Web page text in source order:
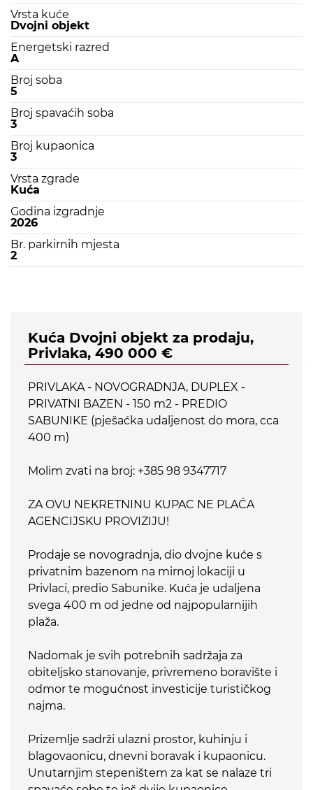
Vrsta kuće
Dvojni objekt
Energetski razred
A
Broj soba
5
Broj spavaćih soba
3
Broj kupaonica
3
Vrsta zgrade
Kuća
Godina izgradnje
2026
Br. parkirnih mjesta
2
Kuća Dvojni objekt za prodaju,
Privlaka, 490 000 €
PRIVLAKA - NOVOGRADNJA, DUPLEX -
PRIVATNI BAZEN - 150 m2 - PREDIO
SABUNIKE (pješaćka udaljenost do mora, cca
400 m)
Molim zvati na broj: +385 98 9347717
ZA OVU NEKRETNINU KUPAC NE PLAĆA
AGENCIJSKU PROVIZIJU!
Prodaje se novogradnja, dio dvojne kuće s
privatnim bazenom na mirnoj lokaciji u
Privlaci, predio Sabunike. Kuća je udaljena
svega 400 m od jedne od najpopularnijih
plaža.
Nadomak je svih potrebnih sadržaja za
obiteljsko stanovanje, privremeno boravište i
odmor te mogućnost investicije turističkog
najma.
Prizemlje sadrži ulazni prostor, kuhinju i
blagovaonicu, dnevni boravak i kupaonicu.
Unutarnjim stepeništem za kat se nalaze tri